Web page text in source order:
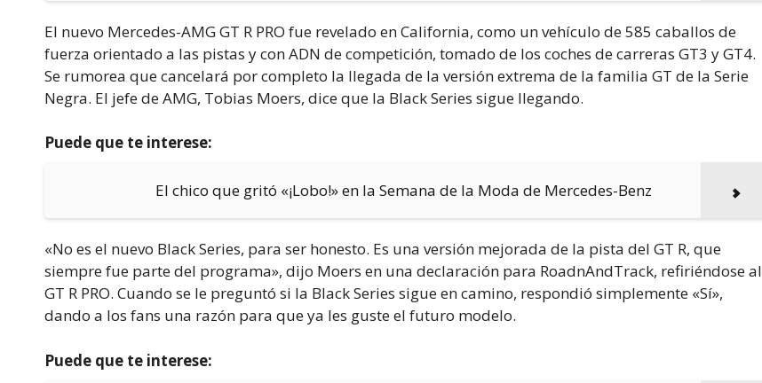
El nuevo Mercedes-AMG GT R PRO fue revelado en California, como un vehículo de 585 caballos de
fuerza orientado a las pistas y con ADN de competición, tomado de los coches de carreras GT3 y GT4.
Se rumorea que cancelará por completo la llegada de la versión extrema de la familia GT de la Serie
Negra. El jefe de AMG, Tobias Moers, dice que la Black Series sigue llegando.
Puede que te interese:
El chico que gritó «¡Lobo!» en la Semana de la Moda de Mercedes-Benz
«No es el nuevo Black Series, para ser honesto. Es una versión mejorada de la pista del GT R, que
siempre fue parte del programa», dijo Moers en una declaración para RoadnAndTrack, refiriéndose al
GT R PRO. Cuando se le preguntó si la Black Series sigue en camino, respondió simplemente «Sí»,
dando a los fans una razón para que ya les guste el futuro modelo.
Puede que te interese: